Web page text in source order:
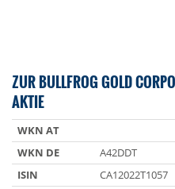
ZUR BULLFROG GOLD
AKTIE
WKN AT
WKN DE
A42DDT
ISIN
CA12022T1057